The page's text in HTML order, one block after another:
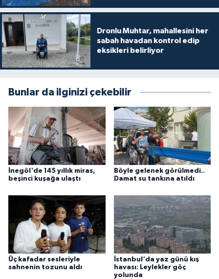
Dronlu Muhtar, mahallesini her
sabah havadan kontrol edip
eksikleri belirliyor
Bunlar da ilginizi çekebilir
İnegöl'de 145 yıllık miras,
beşinci kuşağa ulaştı
Böyle gelenek görülmedi..
Damat su tankına atıldı
Üç kafadar sesleriyle
sahnenin tozunu aldı
İstanbul'da yaz günü kış
havası: Leylekler göç
yolunda